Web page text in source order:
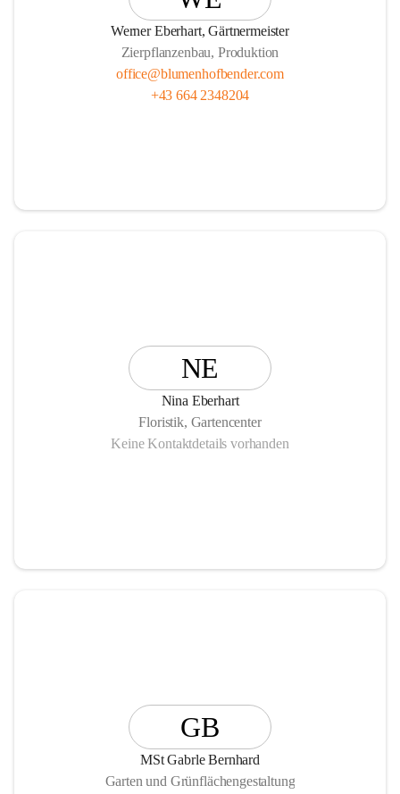
Vasen, Schalen und Pflanzgefäße!
Werner Eberhart, Gärtnermeister
Zierpflanzenbau, Produktion
office@blumenhofbender.com
+43 664 2348204
NE
Nina Eberhart
Floristik, Gartencenter
Keine Kontaktdetails vorhanden
GB
MSt Gabrle Bernhard
Garten und Grünflächengestaltung